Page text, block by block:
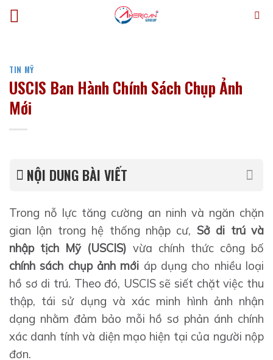
Bỏ
qua
TIN MỸ
USCIS Ban Hành Chính Sách Chụp Ảnh
Mới
NỘI DUNG BÀI VIẾT
Trong nỗ lực tăng cường an ninh và ngăn chặn
gian lận trong hệ thống nhập cư, Sở di trú và
nhập tịch Mỹ (USCIS) vừa chính thức công bố
chính sách chụp ảnh mới áp dụng cho nhiều loại
hồ sơ di trú. Theo đó, USCIS sẽ siết chặt việc thu
thập, tái sử dụng và xác minh hình ảnh nhận
dạng nhằm đảm bảo mỗi hồ sơ phản ánh chính
xác danh tính và diện mạo hiện tại của người nộp
đơn.